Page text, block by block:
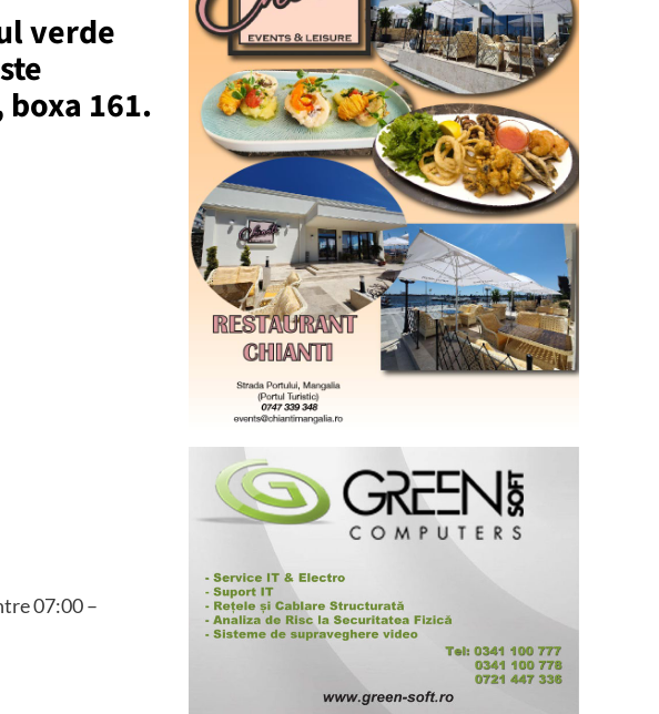
verde
161.
07:00 –